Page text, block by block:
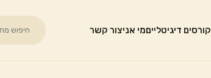
קורסים דיגיטלייםמי אניצור קשר